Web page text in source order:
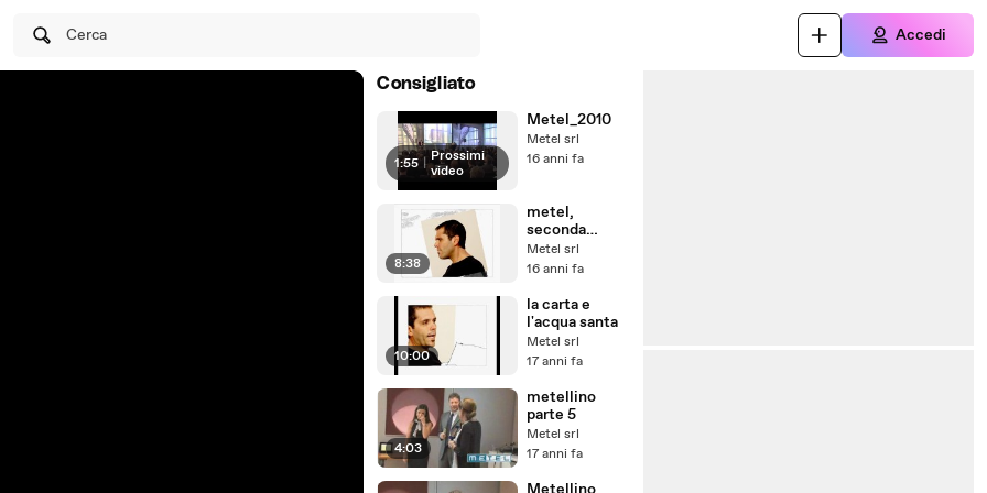
Cerca Accedi
Consigliato
1:55 | Prossimi
video
Metel_2010
Metel srl
16 anni fa
8:38
metel,
seconda
puntata
Metel srl
16 anni fa
10:00
la carta e
l'acqua santa
Metel srl
17 anni fa
4:03
metellino
parte 5
Metel srl
17 anni fa